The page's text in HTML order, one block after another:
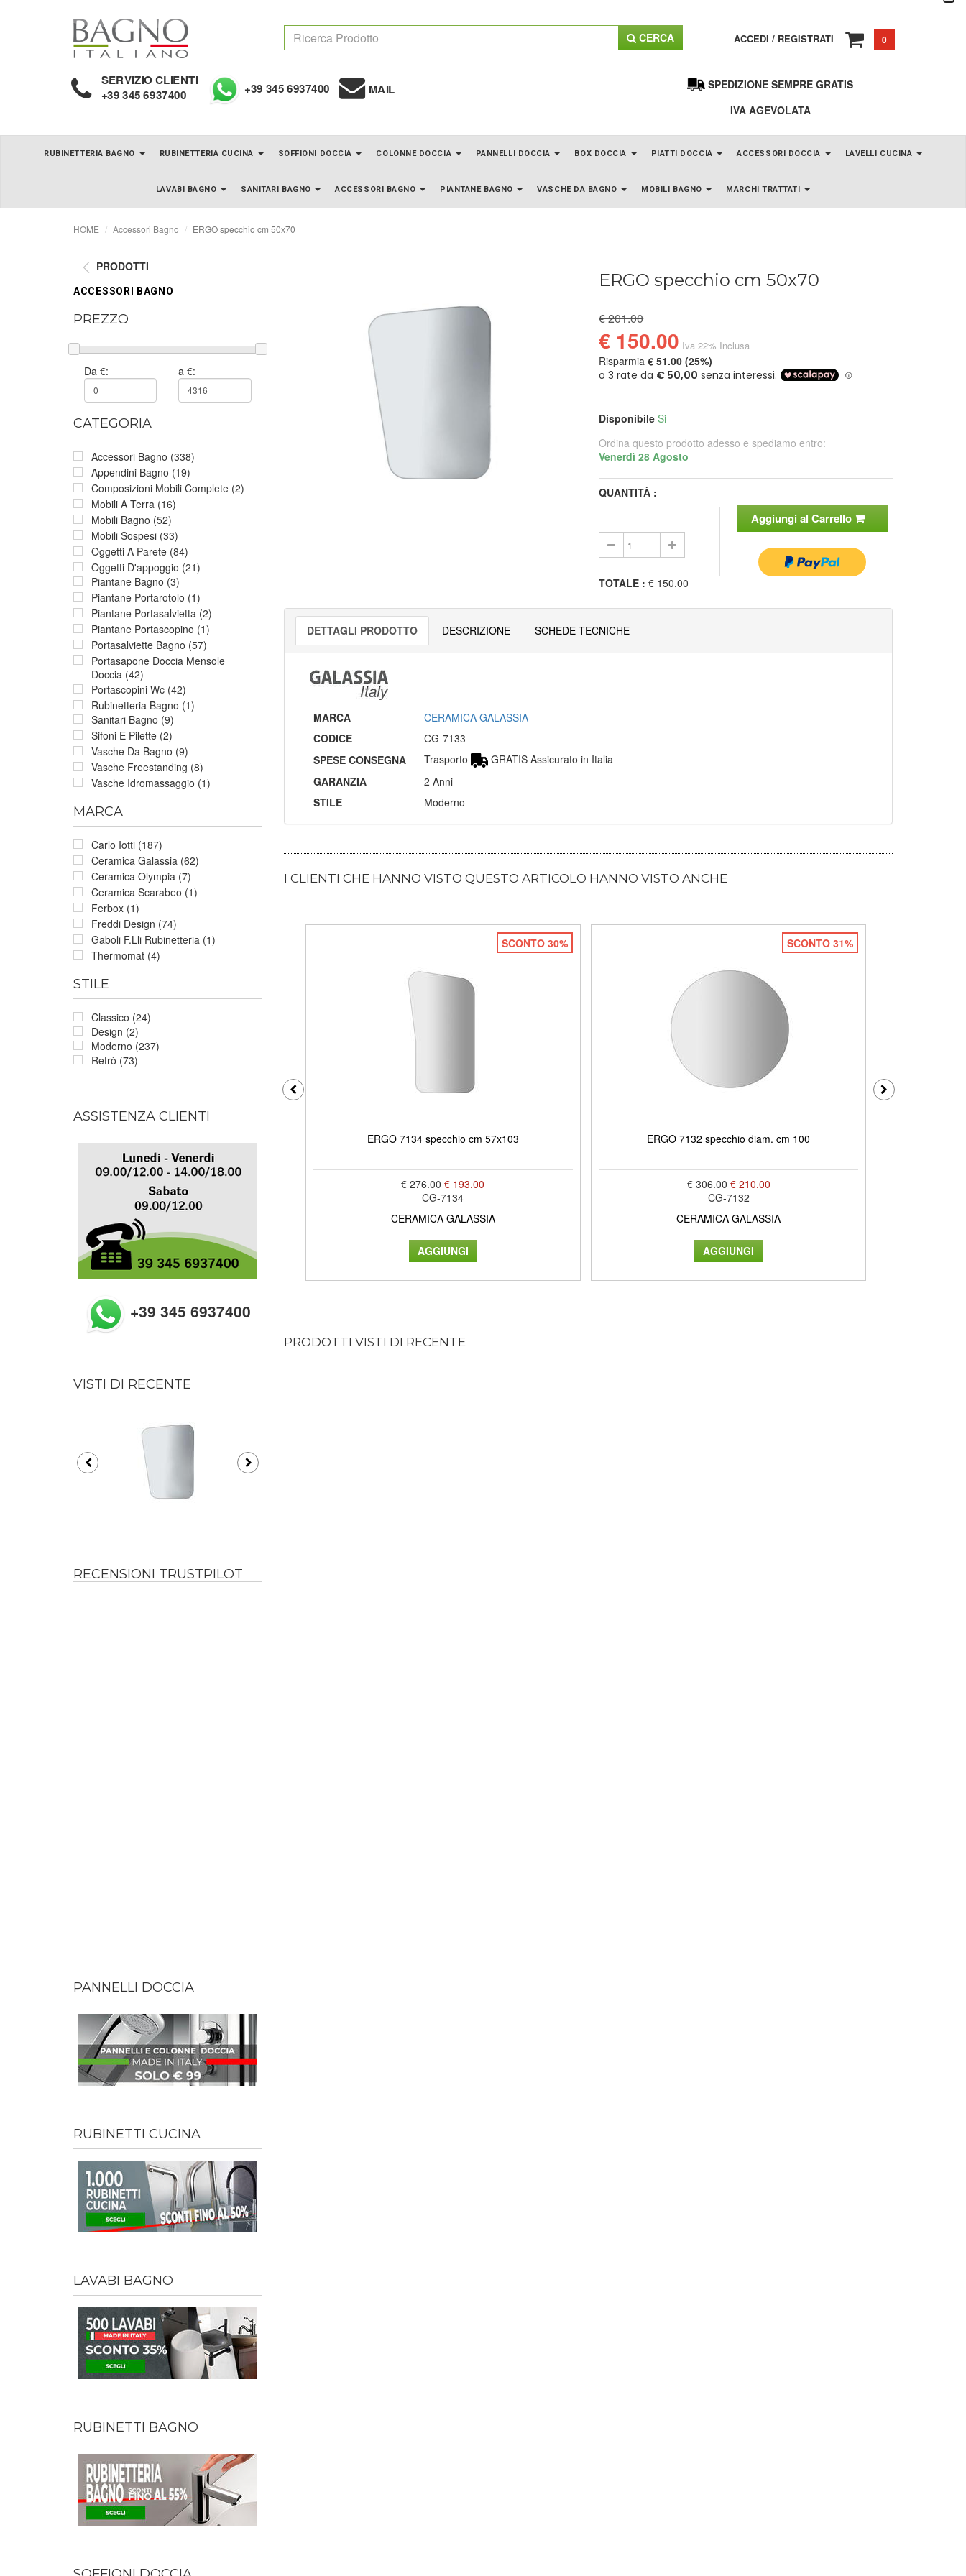
CERCA ACCEDI / REGISTRATI 0
SERVIZIO CLIENTI
+39 345 6937400 +39 345 6937400 MAIL
SPEDIZIONE SEMPRE GRATIS
IVA AGEVOLATA
RUBINETTERIA BAGNO RUBINETTERIA CUCINA SOFFIONI DOCCIA COLONNE DOCCIA PANNELLI DOCCIA BOX DOCCIA PIATTI DOCCIA ACCESSORI DOCCIA LAVELLI CUCINA
LAVABI BAGNO SANITARI BAGNO ACCESSORI BAGNO PIANTANE BAGNO VASCHE DA BAGNO MOBILI BAGNO MARCHI TRATTATI
HOME Accessori Bagno ERGO specchio cm 50x70
PRODOTTI
ACCESSORI BAGNO
PREZZO
Da €: a €:
CATEGORIA
Accessori Bagno (338)
Appendini Bagno (19)
Composizioni Mobili Complete (2)
Mobili A Terra (16)
Mobili Bagno (52)
Mobili Sospesi (33)
Oggetti A Parete (84)
Oggetti D'appoggio (21)
Piantane Bagno (3)
Piantane Portarotolo (1)
Piantane Portasalvietta (2)
Piantane Portascopino (1)
Portasalviette Bagno (57)
Portasapone Doccia Mensole
Doccia (42)
Portascopini Wc (42)
Rubinetteria Bagno (1)
Sanitari Bagno (9)
Sifoni E Pilette (2)
Vasche Da Bagno (9)
Vasche Freestanding (8)
Vasche Idromassaggio (1)
MARCA
Carlo Iotti (187)
Ceramica Galassia (62)
Ceramica Olympia (7)
Ceramica Scarabeo (1)
Ferbox (1)
Freddi Design (74)
Gaboli F.Lli Rubinetteria (1)
Thermomat (4)
STILE
Classico (24)
Design (2)
Moderno (237)
Retrò (73)
ASSISTENZA CLIENTI
+39 345 6937400
VISTI DI RECENTE
RECENSIONI TRUSTPILOT
PANNELLI DOCCIA
RUBINETTI CUCINA
LAVABI BAGNO
RUBINETTI BAGNO
ERGO specchio cm 50x70
€ 201.00
€ 150.00 Iva 22% Inclusa
Risparmia€ 51.00 (25%)
Disponibile Si
Ordina questo prodotto adesso e spediamo entro:
Venerdì 28 Agosto
QUANTITÀ :
Aggiungi al Carrello
TOTALE : € 150.00
DETTAGLI PRODOTTO DESCRIZIONE SCHEDE TECNICHE
MARCA
CERAMICA GALASSIA
CODICE
CG-7133
SPESE CONSEGNA
Trasporto
GRATIS Assicurato in Italia
GARANZIA
2 Anni
STILE
Moderno
I CLIENTI CHE HANNO VISTO QUESTO ARTICOLO HANNO VISTO ANCHE
SCONTO 30%
ERGO 7134 specchio cm 57x103
€ 276.00 € 193.00
CG-7134
CERAMICA GALASSIA
SCONTO 31%
ERGO 7132 specchio diam. cm 100
€ 306.00 € 210.00
CG-7132
CERAMICA GALASSIA
PRODOTTI VISTI DI RECENTE